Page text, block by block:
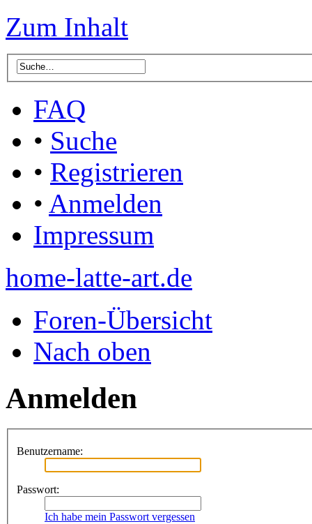
Zum Inhalt
FAQ
• Suche
• Registrieren
• Anmelden
Impressum
home-latte-art.de
Foren-Übersicht
Nach oben
Anmelden
Benutzername:
Passwort:
Ich habe mein Passwort vergessen